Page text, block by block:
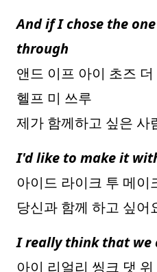
And if I chose the
through
앤드 이프 아이 초즈
헬프 미 쓰루
제가 함께하고 싶은 사
I'd like to make it
아이드 라이크 투 메이
당신과 함께 하고 싶어
I really think that we
아이 리얼리 씽크 댓